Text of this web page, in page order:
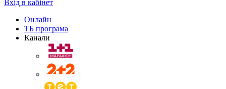
Вхід в кабінет
Онлайн
ТБ програма
Канали